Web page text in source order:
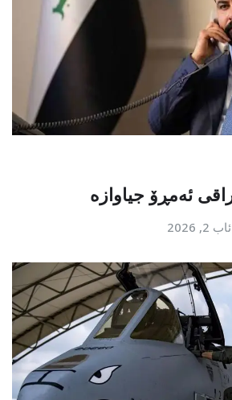
ئەمڕۆ جیاوازە
ئاب 2, 2026